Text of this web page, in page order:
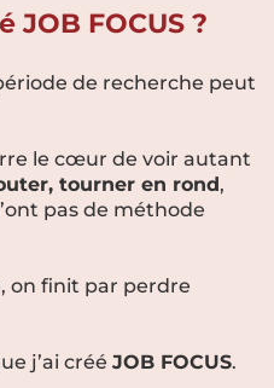
JOB FOCUS ?
de recherche peut
le cœur de voir autant
tourner en rond ,
pas de méthode
on finit par perdre
j’ai créé JOB FOCUS.